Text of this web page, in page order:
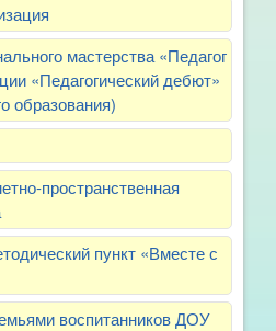
мастерства «Педагог
«Педагогический дебют»
образования)
пространственная
пункт «Вместе с
воспитанников ДОУ